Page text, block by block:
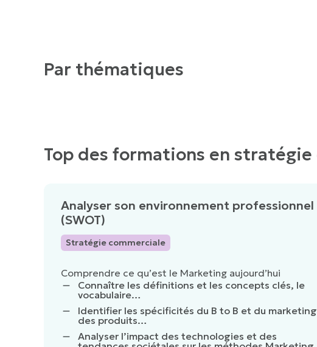
Par thématiques
Top des formations en
Analyser son environnement professionnel
(SWOT)
Stratégie commerciale
Comprendre ce qu’est le Marketing aujourd’hui
Connaître les définitions et les concepts clés, le
vocabulaire…
Identifier les spécificités du B to B et du marketing
des produits…
Analyser l’impact des technologies et des